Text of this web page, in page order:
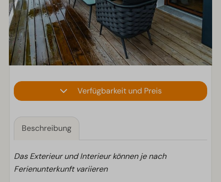
Verfügbarkeit und Preis
Beschreibung
Das Exterieur und Interieur können je nach
Ferienunterkunft variieren